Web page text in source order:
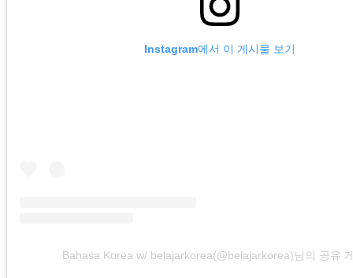
Instagram에서 이 게시물 보기
Bahasa Korea w/ belajarkorea(@belajarkorea)님의 공유